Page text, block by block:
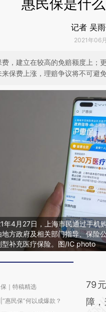
惠民保是什
记者 吴
2021年06
费，建立在较高的免赔额度上
来保费上涨，理赔争议将不可
年4月27日，上海市民通过手机
地方政府及相关部门指导、保险
型补充医疗保险。图/IC photo
保｜特稿精选
惠民保”何以成爆款？
请
79
障